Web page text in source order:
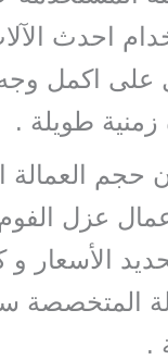
احدث
على اكمل
زمنية طويلة .
حجم
عزل
الأسعار و
المتخصصة
.